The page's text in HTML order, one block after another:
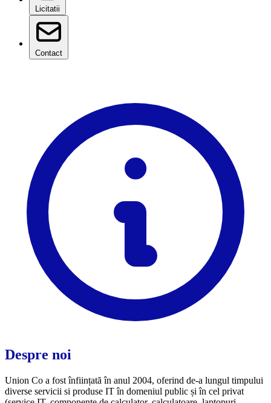
Licitatii
Contact
Despre noi
Union Co a fost înființată în anul 2004, oferind de-a lungul timpului
diverse servicii si produse IT în domeniul public și în cel privat